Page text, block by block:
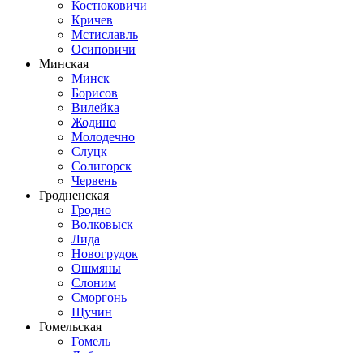
Костюковичи
Кричев
Мстиславль
Осиповичи
Минская
Минск
Борисов
Вилейка
Жодино
Молодечно
Слуцк
Солигорск
Червень
Гродненская
Гродно
Волковыск
Лида
Новогрудок
Ошмяны
Слоним
Сморгонь
Щучин
Гомельская
Гомель